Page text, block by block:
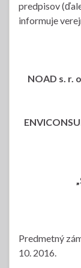
predpisov
informuje
NOAD s. r.
Predmetný
10. 2016.